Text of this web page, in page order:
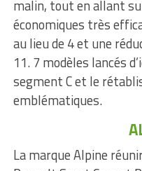
malin, tout en allant
économiques très
au lieu de 4 et une
11. 7 modèles lancés
segment C et le
emblématiques.
La marque Alpine